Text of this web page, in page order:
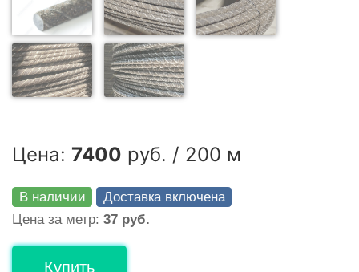
Цена: 7400 руб. / 200 м
В наличии
Доставка включена
Цена за метр: 37 руб.
Купить